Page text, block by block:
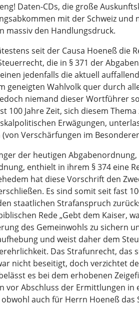
Daten-CDs, die große
mit der Schweiz und
massiv den Handlungsdruck.
seit der Causa Hoeneß die
die in § 371 der
jedenfalls die aktuell
geneigten Wahlvolk quer durch
niemand dieser Wortführer
100 Jahre Zeit, sich diesem
Erwägungen,
(von Verschärfungen im
der heutigen Abgabenordnung,
enthielt in ihrem § 374 eine
hat diese Vorschrift den
Es sind somit seit fast
staatlichen Strafanspruch
Rede „Gebt dem Kaiser,
des Gemeinwohls zu sichern
und weist daher dem
Das Strafunrecht, das
nicht beseitigt, doch verzichtet
es bei dem erhobenen
vor Abschluss der Ermittlungen
auch für Herrn Hoeneß